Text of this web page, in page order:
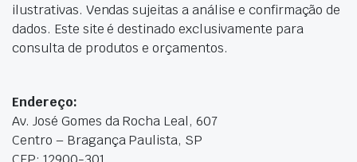
ilustrativas. Vendas sujeitas a análise e confirmação de
dados. Este site é destinado exclusivamente para
consulta de produtos e orçamentos.
Endereço:
Av. José Gomes da Rocha Leal, 607
Centro – Bragança Paulista, SP